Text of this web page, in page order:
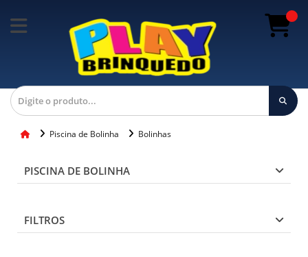
Piscina de Bolinha Bolinhas
PISCINA DE BOLINHA
FILTROS